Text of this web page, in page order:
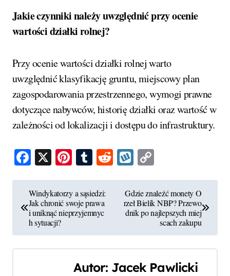
Jakie czynniki należy uwzględnić przy ocenie
wartości działki rolnej?
Przy ocenie wartości działki rolnej warto
uwzględnić klasyfikację gruntu, miejscowy plan
zagospodarowania przestrzennego, wymogi prawne
dotyczące nabywców, historię działki oraz wartość w
zależności od lokalizacji i dostępu do infrastruktury.
Facebook
X Pinterest
Tumblr
RedditWykop
a
w
i
Windykatorzy a sąsiedzi:
Jak chronić swoje prawa
i uniknąć nieprzyjemnyc
h sytuacji?
Gdzie znaleźć monety O
rzeł Bielik NBP? Przewo
dnik po najlepszych miej
scach zakupu
Autor: Jacek Pawlicki